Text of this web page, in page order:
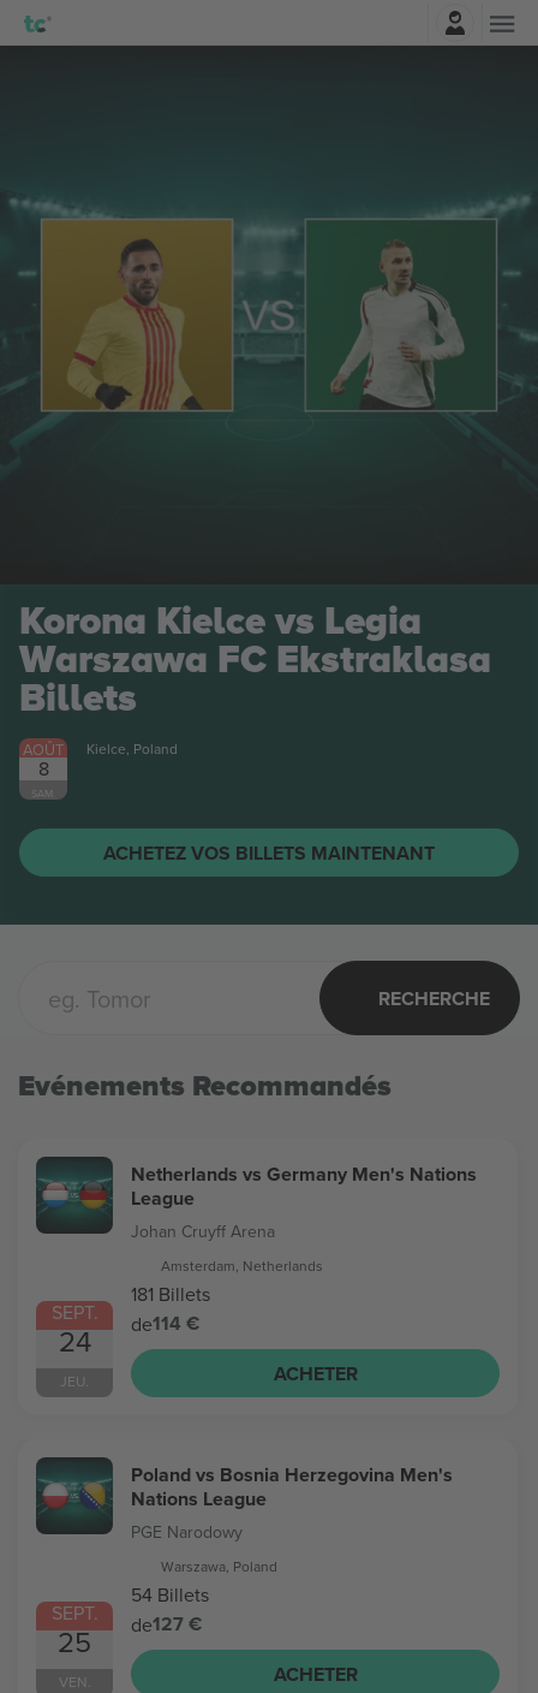
Korona Kielce vs Legia
Warszawa FC Ekstraklasa
Billets
AOÛT
8
SAM.
Kielce, Poland
ACHETEZ VOS BILLETS MAINTENANT
RECHERCHE
Evénements Recommandés
SEPT.
24
JEU.
Netherlands vs Germany Men's Nations
League
Johan Cruyff Arena
Amsterdam, Netherlands
181 Billets
de114 €
ACHETER
SEPT.
25
VEN.
Poland vs Bosnia Herzegovina Men's
Nations League
PGE Narodowy
Warszawa, Poland
54 Billets
de127 €
ACHETER